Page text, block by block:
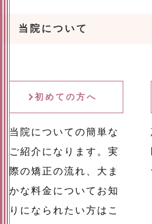
当院について
初めての方へ
当院についての簡単な
ご紹介になります。実
際の矯正の流れ、大ま
かな料金についてお知
りになられたい方はこ